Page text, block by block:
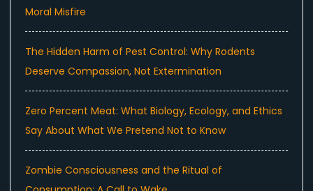
Moral Misfire
The Hidden Harm of Pest Control: Why Rodents
Deserve Compassion, Not Extermination
Zero Percent Meat: What Biology, Ecology, and Ethics
Say About What We Pretend Not to Know
Zombie Consciousness and the Ritual of